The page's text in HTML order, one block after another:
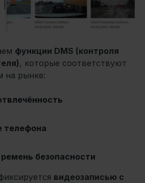
функции DMS (контроля
, которые соответствуют
на рынке:
телефона
безопасности
видеозаписью с